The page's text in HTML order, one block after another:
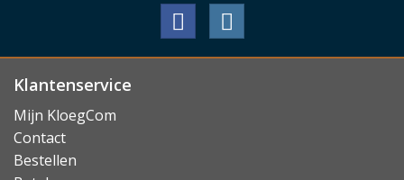
Klantenservice
Mijn KloegCom
Contact
Bestellen